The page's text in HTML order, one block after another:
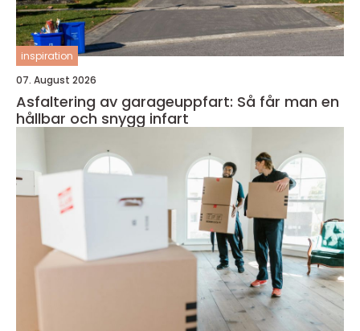
inspiration
07. August 2026
Asfaltering av garageuppfart: Så får man en
hållbar och snygg infart